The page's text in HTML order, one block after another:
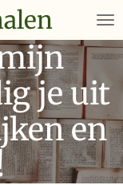
je uit
en